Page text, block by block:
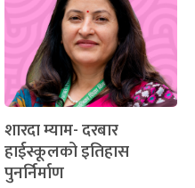
शारदा म्याम- दरबार
हाईस्कूलको इतिहास
पुनर्निर्माण